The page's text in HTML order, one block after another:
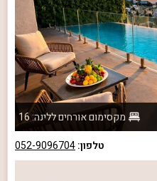
מקסימום אורחים ללינה: 16
טלפון:052-9096704